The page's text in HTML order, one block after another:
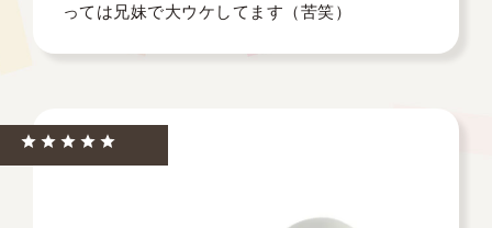
っては兄妹で大ウケしてます（苦笑）